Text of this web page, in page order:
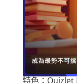
特色：Quizlet